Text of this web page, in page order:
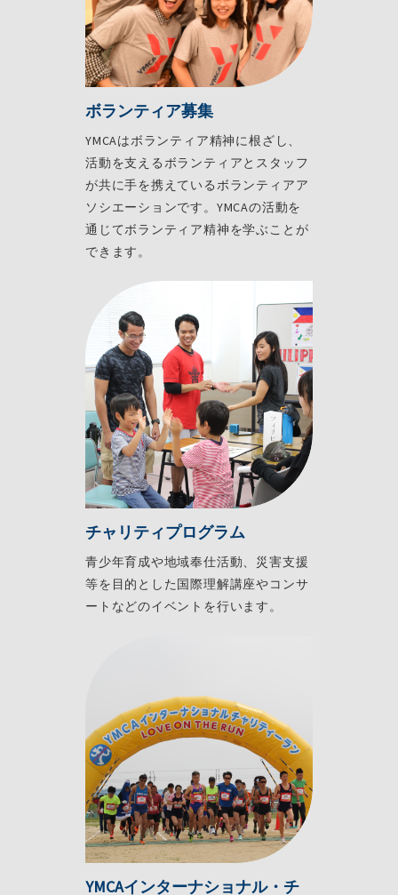
ボランティア募集
YMCAはボランティア精神に根ざし、
活動を支えるボランティアとスタッフ
が共に手を携えているボランティアア
ソシエーションです。YMCAの活動を
通じてボランティア精神を学ぶことが
できます。
チャリティプログラム
青少年育成や地域奉仕活動、災害支援
等を目的とした国際理解講座やコンサ
ートなどのイベントを行います。
YMCAインターナショナル・チ